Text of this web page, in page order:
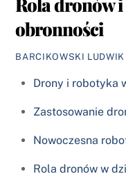
obronności
BARCIKOWSKI LUDWIK
Drony i robotyka
Zastosowanie
Nowoczesna
Rola dronów w